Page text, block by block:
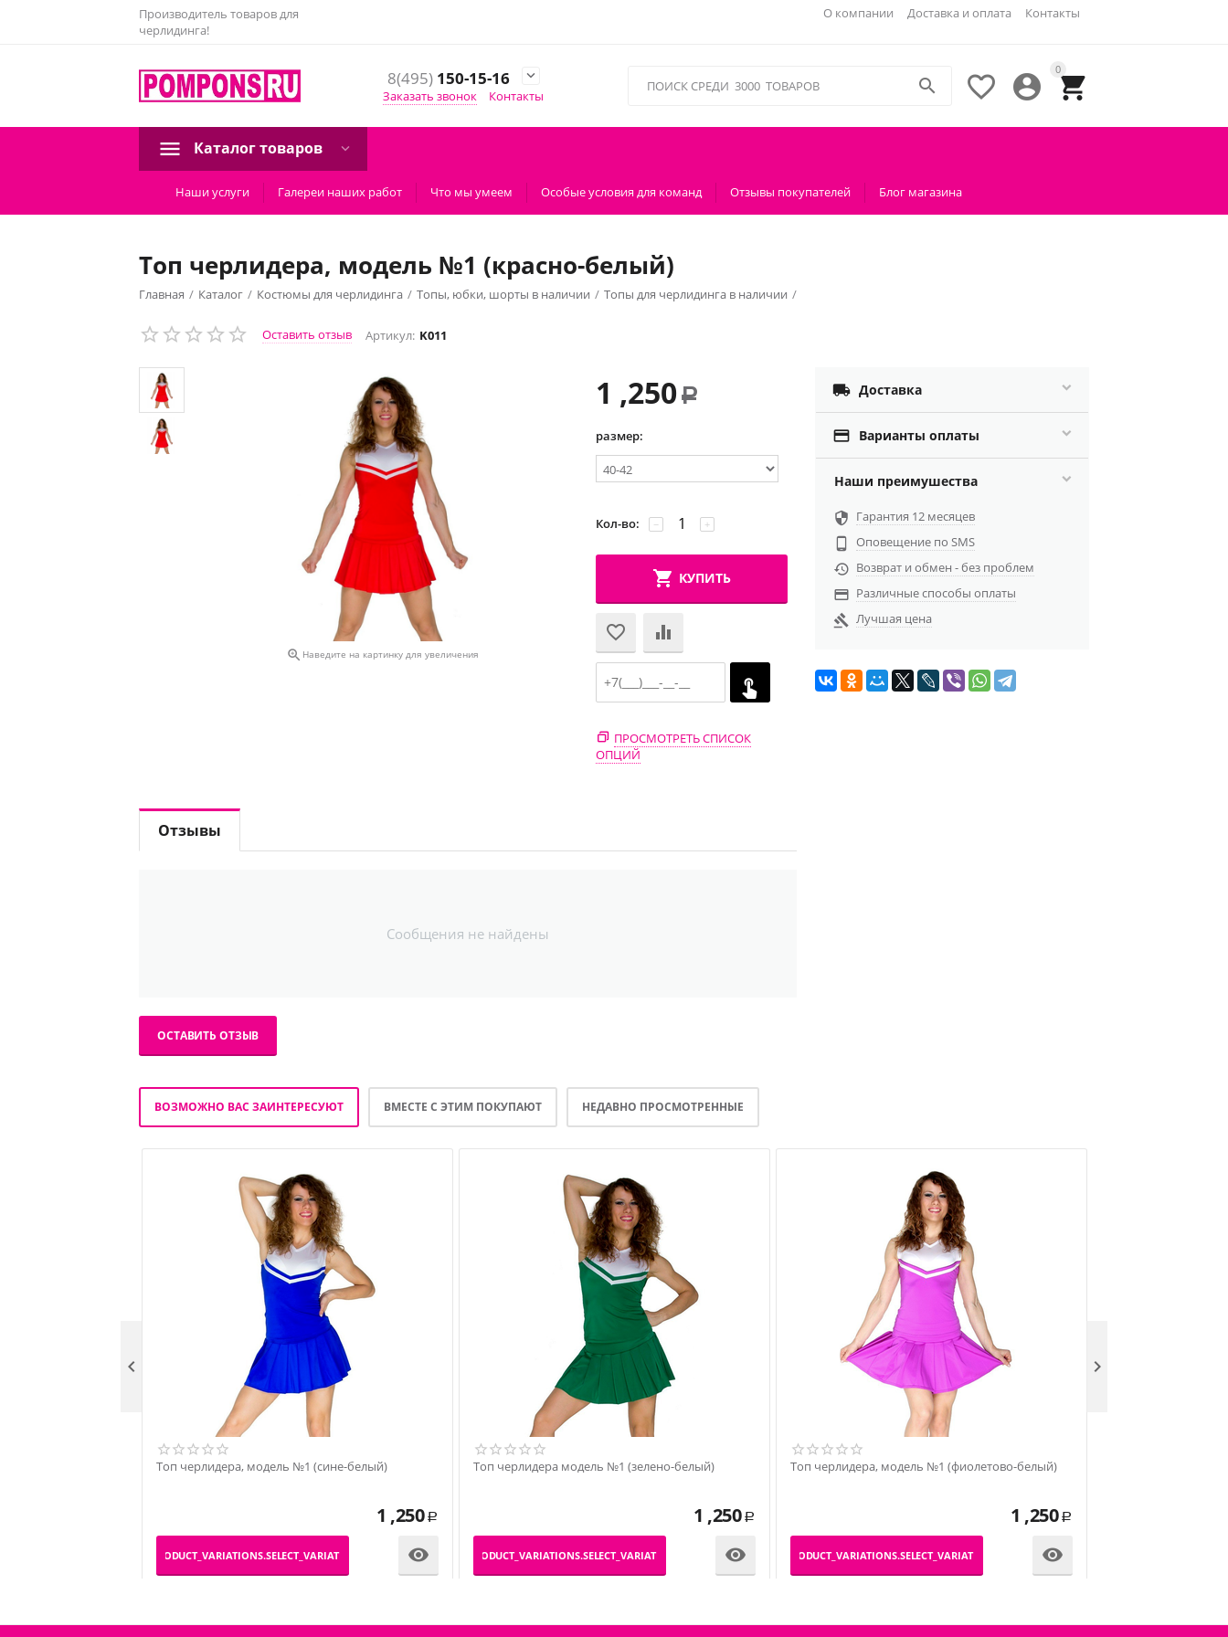
Производитель товаров для
черлидинга!
О компании Доставка и оплата Контакты
8(495)150-15-16

Заказать звонок
Контакты
0




Каталог товаров
Наши услуги Галереи наших работ Что мы умеем Особые условия для команд Отзывы покупателей Блог магазина
Топ черлидера, модель №1 (красно-белый)
Главная / Каталог / Костюмы для черлидинга / Топы, юбки, шорты в наличии / Топы для черлидинга в наличии /
Топ черлидера, модель №1 (красно-белый)
Оставить отзыв Артикул: K011
 Наведите на картинку для увеличения
1 ,250 Р
размер:
Кол-во: +
−
КУПИТЬ
ПРОСМОТРЕТЬ СПИСОК
ОПЦИЙ
 Доставка
 Варианты оплаты
Наши преимушества
 Гарантия 12 месяцев

Оповещение по SMS
 Возврат и обмен - без проблем
 Различные способы оплаты
 Лучшая цена
Отзывы
Сообщения не найдены
ОСТАВИТЬ ОТЗЫВ
ВОЗМОЖНО ВАС ЗАИНТЕРЕСУЮТ ВМЕСТЕ С ЭТИМ ПОКУПАЮТ НЕДАВНО ПРОСМОТРЕННЫЕ
Топ черлидера, модель №1 (сине-белый)
1 ,250 Р
_PRODUCT_VARIATIONS.SELECT_VARIATION 
Топ черлидера модель №1 (зеленo-белый)
1 ,250 Р
_PRODUCT_VARIATIONS.SELECT_VARIATION 
Топ черлидера, модель №1 (фиолетово-белый)
1 ,250 Р
_PRODUCT_VARIATIONS.SELECT_VARIATION 
 